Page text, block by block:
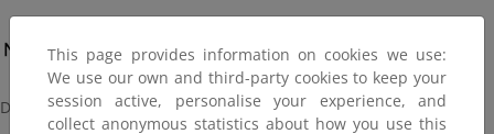
Donde:
This page provides information on cookies we use:
We use our own and third-party cookies to keep your
session active, personalise your experience, and
collect anonymous statistics about how you use this